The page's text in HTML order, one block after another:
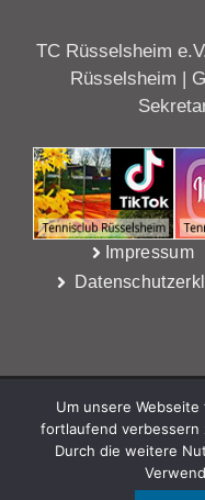
TC Rüsselsheim
Rüsselsheim |
Impressum
Um unsere
fortlaufend verbessern
Durch die weitere